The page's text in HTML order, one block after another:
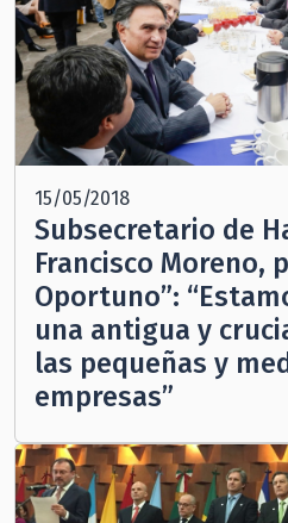
15/05/2018
Subsecretario de
Francisco Moreno,
Oportuno”:
una antigua y
las pequeñas y
empresas”